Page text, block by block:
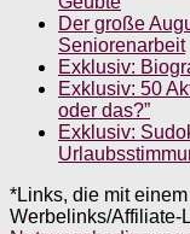
Der große
Seniorenarbeit
Exklusiv:
Exklusiv: 50
oder das?”
Exklusiv:
*Links, die mit
Werbelinks/Affiliate-